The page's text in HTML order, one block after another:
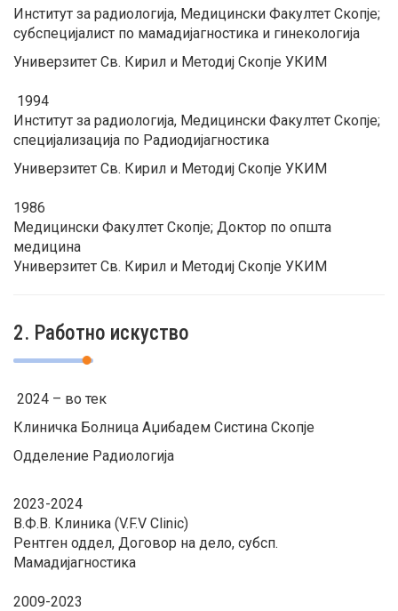
Институт за радиологија, Медицински Факултет Скопје;
субспецијалист по мамадијагностика и гинекологија
Универзитет Св. Кирил и Методиј Скопје УКИМ
1994
Институт за радиологија, Медицински Факултет Скопје;
специјализација по Радиодијагностика
Универзитет Св. Кирил и Методиј Скопје УКИМ
1986
Медицински Факултет Скопје; Доктор по општа
медицина
Универзитет Св. Кирил и Методиј Скопје УКИМ
2. Работно искуство
2024 – во тек
Клиничка Болница Аџибадем Систина Скопје
Одделение Радиологија
2023-2024
В.Ф.В. Клиника (V.F.V Clinic)
Рентген оддел, Договор на дело, субсп.
Мамадијагностика
2009-2023